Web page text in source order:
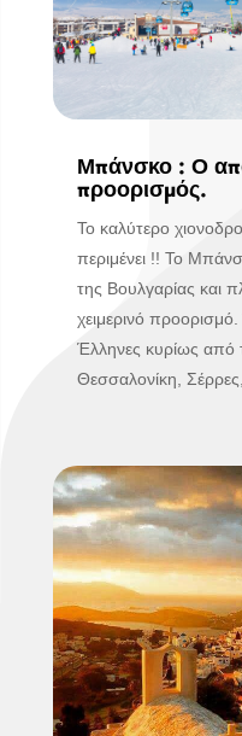
Μπάνσκο : Ο
προορισμός.
Το καλύτερο
περιμένει !! Το
της Βουλγαρίας και
χειμερινό
Έλληνες κυρίως από
Θεσσαλονίκη,